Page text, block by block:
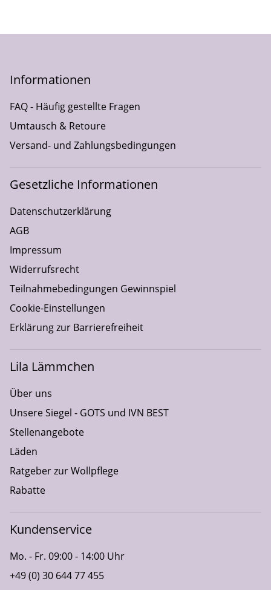
Informationen
FAQ - Häufig gestellte Fragen
Umtausch & Retoure
Versand- und Zahlungsbedingungen
Gesetzliche Informationen
Datenschutzerklärung
AGB
Impressum
Widerrufsrecht
Teilnahmebedingungen Gewinnspiel
Cookie-Einstellungen
Erklärung zur Barrierefreiheit
Lila Lämmchen
Über uns
Unsere Siegel - GOTS und IVN BEST
Stellenangebote
Läden
Ratgeber zur Wollpflege
Rabatte
Kundenservice
Mo. - Fr. 09:00 - 14:00 Uhr
+49 (0) 30 644 77 455